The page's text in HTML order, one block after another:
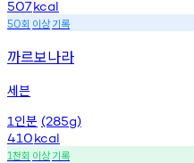
507kcal
50회 이상기록
까르보나라
세븐
1 인분 (285g)
410kcal
1천회 이상기록